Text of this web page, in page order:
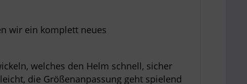
wir ein komplett neues
welches den Helm schnell, sicher
die Größenanpassung geht spielend